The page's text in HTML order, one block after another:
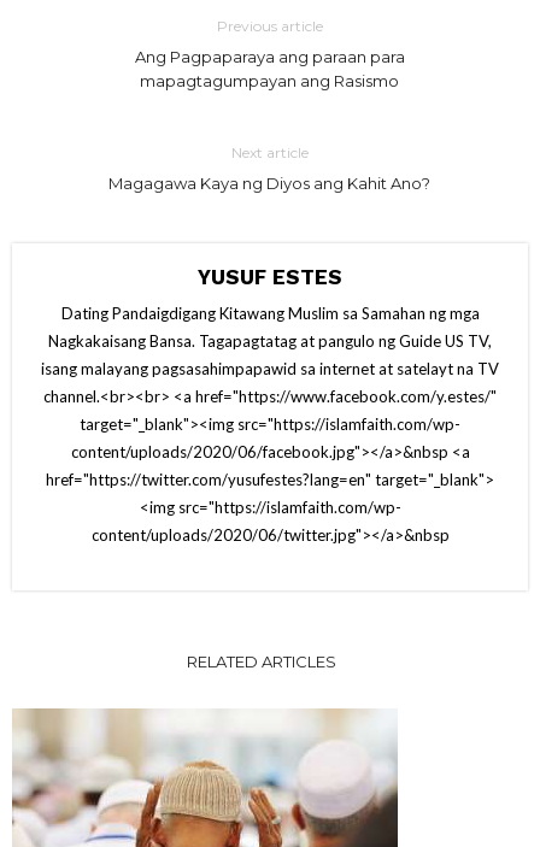
Previous article
Ang Pagpaparaya ang paraan para
mapagtagumpayan ang Rasismo
Next article
Magagawa Kaya ng Diyos ang Kahit Ano?
YUSUF ESTES
Dating Pandaigdigang Kitawang Muslim sa Samahan ng mga
Nagkakaisang Bansa. Tagapagtatag at pangulo ng Guide US TV,
isang malayang pagsasahimpapawid sa internet at satelayt na TV
channel.<br><br> <a href="https://www.facebook.com/y.estes/"
target="_blank"><img src="https://islamfaith.com/wp-
content/uploads/2020/06/facebook.jpg"></a>&nbsp <a
href="https://twitter.com/yusufestes?lang=en" target="_blank">
<img src="https://islamfaith.com/wp-
content/uploads/2020/06/twitter.jpg"></a>&nbsp
RELATED ARTICLES